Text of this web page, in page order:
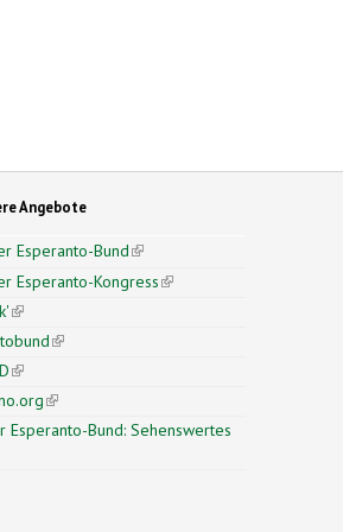
Angebote
Esperanto-Bund(link is external)
Esperanto-Kongress(link is external)
(link is external)
(link is external)
(link is external)
(link is external)
Esperanto-Bund: Sehenswertes